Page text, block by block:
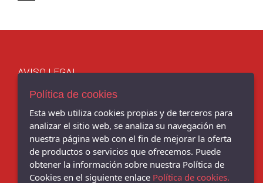
AVISO LEGAL
ENVÍOS Y DEVOLUCIONES
POLÍTICA DE PRIVACIDAD
Chema Sport - C/ BENITO CORBAL, 14, PONTEVEDRA - 36001
Política de cookies
Esta web utiliza cookies propias y de terceros para
analizar el sitio web, se analiza su navegación en
nuestra página web con el fin de mejorar la oferta
de productos o servicios que ofrecemos. Puede
obtener la información sobre nuestra Política de
Cookies en el siguiente enlace Política de cookies.